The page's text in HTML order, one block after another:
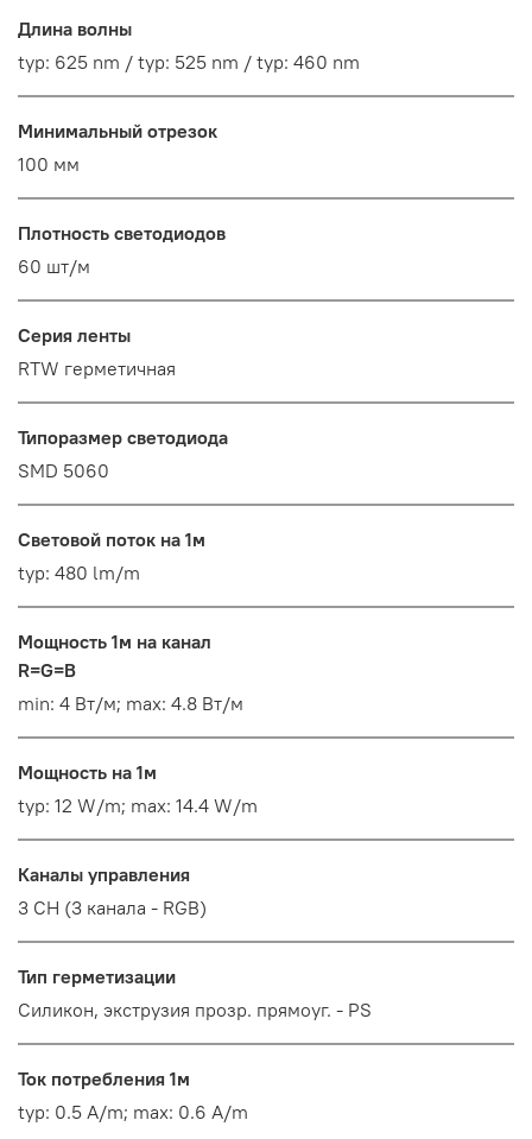
Длина волны
typ: 625 nm / typ: 525 nm / typ: 460 nm
Минимальный отрезок
100 мм
Плотность светодиодов
60 шт/м
Серия ленты
RTW герметичная
Типоразмер светодиода
SMD 5060
Световой поток на 1м
typ: 480 lm/m
Мощность 1м на канал
R=G=B
min: 4 Вт/м; max: 4.8 Вт/м
Мощность на 1м
typ: 12 W/m; max: 14.4 W/m
Каналы управления
3 CH (3 канала - RGB)
Тип герметизации
Силикон, экструзия прозр. прямоуг. - PS
Ток потребления 1м
typ: 0.5 A/m; max: 0.6 A/m